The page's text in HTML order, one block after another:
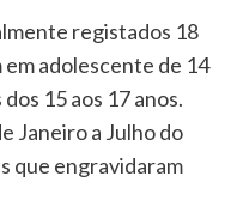
registados 18
em adolescente de 14
15 aos 17 anos.
Janeiro a Julho do
que engravidaram